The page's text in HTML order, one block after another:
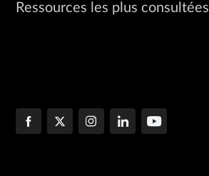
Ressources les plus consultées